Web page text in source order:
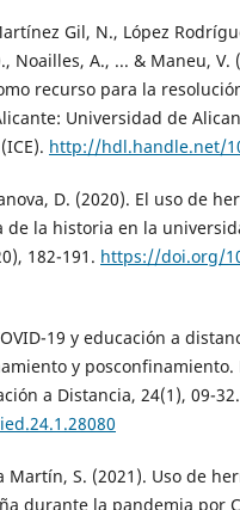
Gil, N., López
Noailles, A., ... & Maneu, V.
recurso para la
Universidad de
http://hdl.handle.net/
D. (2020). El uso de
de la historia en la
182-191. https://doi.org/
19 y educación a
y posconfinamiento.
a Distancia, 24(1), 09-32.
Martín, S. (2021). Uso de
durante la pandemia por